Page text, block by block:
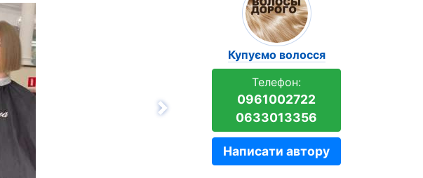
Купуємо волосся
Телефон:
0961002722
0633013356
Написати автору